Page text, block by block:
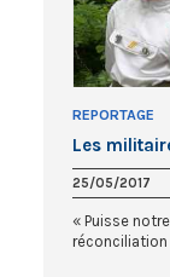
REPORTAGE
Les
25/05/2017
« Puisse
réconciliation